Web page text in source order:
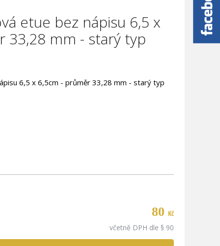
etue bez nápisu 6,5 x
33,28 mm - starý typ
6,5 x 6,5cm - průměr 33,28 mm - starý typ
80 Kč
včetně DPH dle § 90